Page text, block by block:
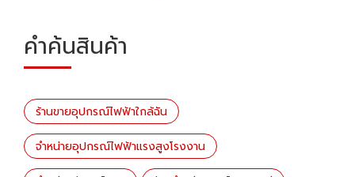
คำค้นสินค้า
ร้านขายอุปกรณ์ไฟฟ้าใกล้ฉัน
จำหน่ายอุปกรณ์ไฟฟ้าแรงสูงโรงงาน